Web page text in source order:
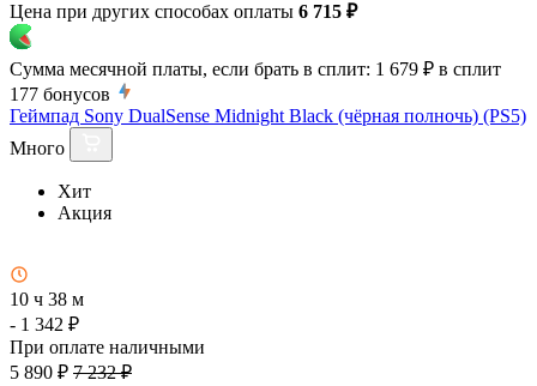
Цена при других способах оплаты 6 715 ₽
Сумма месячной платы, если брать в сплит: 1 679 ₽ в сплит
177 бонусов
Геймпад Sony DualSense Midnight Black (чёрная полночь) (PS5)
Много
Хит
Акция
10 ч 38 м
- 1 342 ₽
При оплате наличными
5 890 ₽ 7 232 ₽